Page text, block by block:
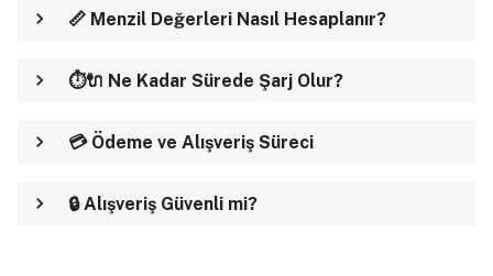
📏 Menzil Değerleri Nasıl Hesaplanır?
⏱️🔌 Ne Kadar Sürede Şarj Olur?
💳 Ödeme ve Alışveriş Süreci
🔒 Alışveriş Güvenli mi?